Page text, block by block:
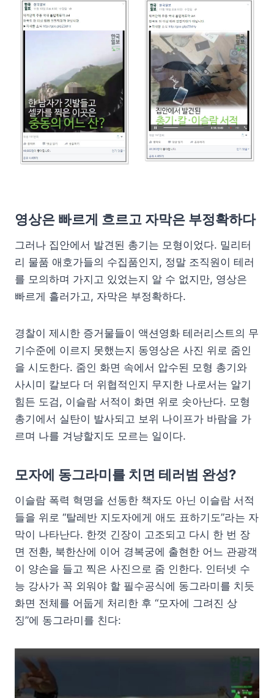
영상은 빠르게 흐르고 자막은 부정확하다
그러나 집안에서 발견된 총기는 모형이었다. 밀리터
리 물품 애호가들의 수집품인지, 정말 조직원이 테러
를 모의하며 가지고 있었는지 알 수 없지만, 영상은
빠르게 흘러가고, 자막은 부정확하다.
경찰이 제시한 증거물들이 액션영화 테러리스트의 무
기수준에 이르지 못했는지 동영상은 사진 위로 줌인
을 시도한다. 줌인 화면 속에서 압수된 모형 총기와
사시미 칼보다 더 위협적인지 무지한 나로서는 알기
힘든 도검, 이슬람 서적이 화면 위로 솟아난다. 모형
총기에서 실탄이 발사되고 보위 나이프가 바람을 가
르며 나를 겨냥할지도 모르는 일이다.
모자에 동그라미를 치면 테러범 완성?
이슬람 폭력 혁명을 선동한 책자도 아닌 이슬람 서적
들을 위로 “탈레반 지도자에게 애도 표하기도”라는 자
막이 나타난다. 한껏 긴장이 고조되고 다시 한 번 장
면 전환, 북한산에 이어 경복궁에 출현한 어느 관광객
이 양손을 들고 찍은 사진으로 줌 인한다. 인터넷 수
능 강사가 꼭 외워야 할 필수공식에 동그라미를 치듯
화면 전체를 어둡게 처리한 후 “모자에 그려진 상
징”에 동그라미를 친다: